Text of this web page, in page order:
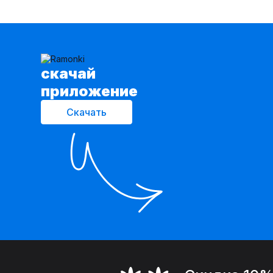
cкачай
приложение
Скачать